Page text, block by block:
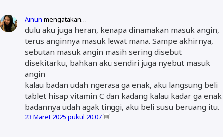
Ainun mengatakan…
dulu aku juga heran, kenapa dinamakan masuk angin,
terus anginnya masuk lewat mana. Sampe akhirnya,
sebutan masuk angin masih sering disebut
disekitarku, bahkan aku sendiri juga nyebut masuk
angin
kalau badan udah ngerasa ga enak, aku langsung beli
tablet hisap vitamin C dan kadang kalau kadar ga enak
badannya udah agak tinggi, aku beli susu beruang itu.
23 Maret 2025 pukul 20.07